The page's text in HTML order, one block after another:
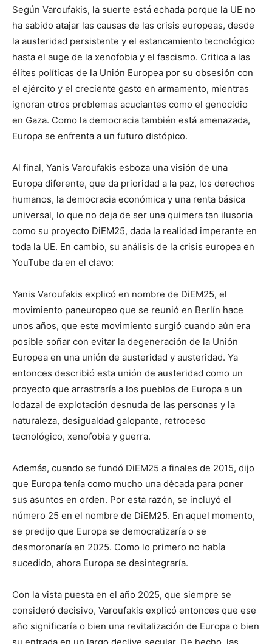
Según Varoufakis, la suerte está echada porque la UE no
ha sabido atajar las causas de las crisis europeas, desde
la austeridad persistente y el estancamiento tecnológico
hasta el auge de la xenofobia y el fascismo. Critica a las
élites políticas de la Unión Europea por su obsesión con
el ejército y el creciente gasto en armamento, mientras
ignoran otros problemas acuciantes como el genocidio
en Gaza. Como la democracia también está amenazada,
Europa se enfrenta a un futuro distópico.
Al final, Yanis Varoufakis esboza una visión de una
Europa diferente, que da prioridad a la paz, los derechos
humanos, la democracia económica y una renta básica
universal, lo que no deja de ser una quimera tan ilusoria
como su proyecto DiEM25, dada la realidad imperante en
toda la UE. En cambio, su análisis de la crisis europea en
YouTube da en el clavo:
Yanis Varoufakis explicó en nombre de DiEM25, el
movimiento paneuropeo que se reunió en Berlín hace
unos años, que este movimiento surgió cuando aún era
posible soñar con evitar la degeneración de la Unión
Europea en una unión de austeridad y austeridad. Ya
entonces describió esta unión de austeridad como un
proyecto que arrastraría a los pueblos de Europa a un
lodazal de explotación desnuda de las personas y la
naturaleza, desigualdad galopante, retroceso
tecnológico, xenofobia y guerra.
Además, cuando se fundó DiEM25 a finales de 2015, dijo
que Europa tenía como mucho una década para poner
sus asuntos en orden. Por esta razón, se incluyó el
número 25 en el nombre de DiEM25. En aquel momento,
se predijo que Europa se democratizaría o se
desmoronaría en 2025. Como lo primero no había
sucedido, ahora Europa se desintegraría.
Con la vista puesta en el año 2025, que siempre se
consideró decisivo, Varoufakis explicó entonces que ese
año significaría o bien una revitalización de Europa o bien